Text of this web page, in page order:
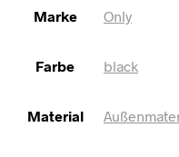
Marke Only
Farbe black
Material